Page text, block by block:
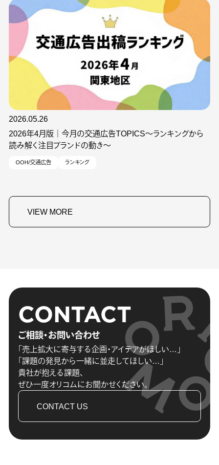
2026.05.26
2026年4月版｜今月の交通広告TOPICS～ランキングから
読み解く注目ブランドの動き～
OOH/交通広告 ランキング
VIEW MORE
ご相談・お問い合わせ
CONTACT
「売上拡大に寄与する企画・アイデアがほしい…」
「課題の発見から一緒に並走してほしい…」
貴社が抱える課題、
ぜひ一度オリコムにお聞かせください。
CONTACT US